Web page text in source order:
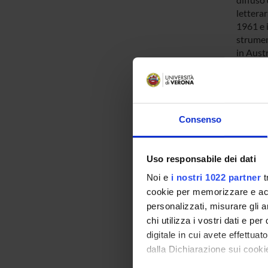
Consenso
Uso responsabile dei dati
Noi e i nostri 1022 partner
cookie per memorizzare e
personalizzati, misurare gli
chi utilizza i vostri dati e per
digitale in cui avete
dalla Dichiarazione sui
1961 e
in
sui
di tali
e il
della
una
della
1961;
a